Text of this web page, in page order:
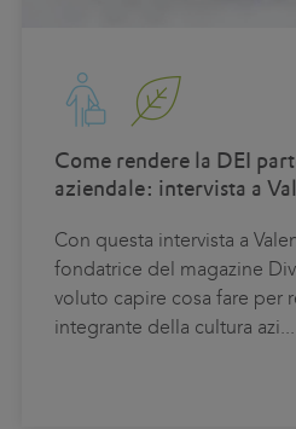
Come rendere la DEI
aziendale: intervista a
Con questa intervista a
fondatrice del magazine
voluto capire cosa fare per
integrante della cultura azi...